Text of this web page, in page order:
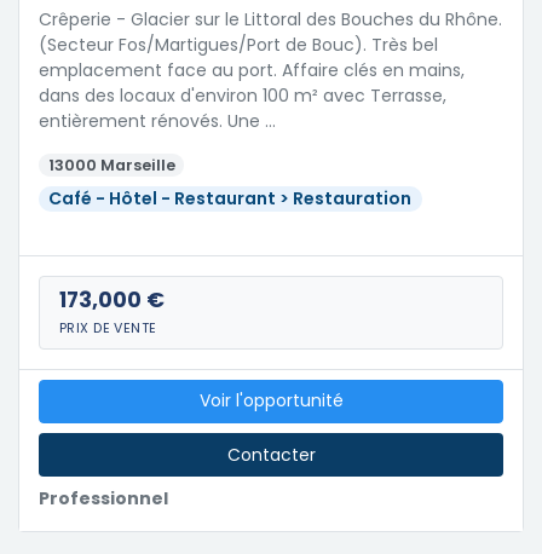
Crêperie - Glacier sur le Littoral des Bouches du Rhône.
(Secteur Fos/Martigues/Port de Bouc). Très bel
emplacement face au port. Affaire clés en mains,
dans des locaux d'environ 100 m² avec Terrasse,
entièrement rénovés. Une …
13000 Marseille
Café - Hôtel - Restaurant > Restauration
173,000 €
PRIX DE VENTE
Professionnel
Voir l'opportunité
Contacter